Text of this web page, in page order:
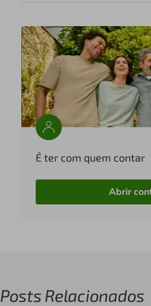
É ter com quem contar
Abrir
Posts Relacionados